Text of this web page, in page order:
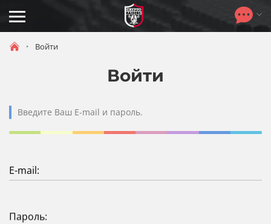
Toggle
navigation
Войти
Войти
Введите Ваш E-mail и пароль.
E-mail:
Пароль: